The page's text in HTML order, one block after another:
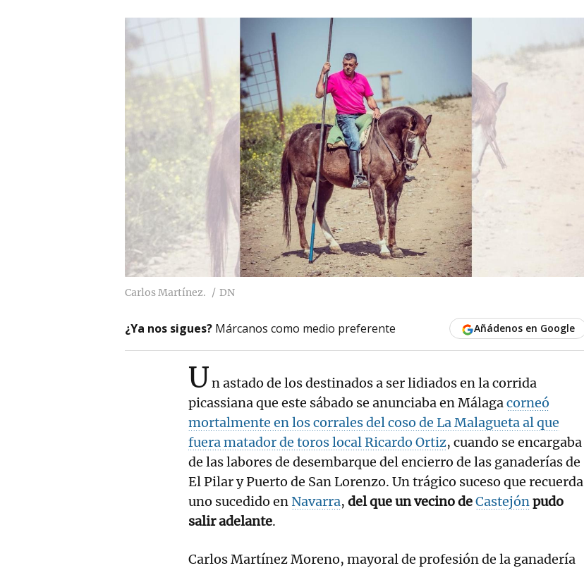
Carlos Martínez. DN
¿Ya nos sigues? Márcanos como medio preferente Añádenos en Google
Un astado de los destinados a ser lidiados en la corrida
picassiana que este sábado se anunciaba en Málagacorneó
mortalmente en los corrales del coso de La Malagueta al que
fuera matador de toros local Ricardo Ortiz, cuando se encargaba
de las labores de desembarque del encierro de las ganaderías de
El Pilar y Puerto de San Lorenzo. Un trágico suceso que recuerda
uno sucedido en Navarra, del que un vecino deCastejónpudo
salir adelante.
Carlos Martínez Moreno, mayoral de profesión de la ganadería